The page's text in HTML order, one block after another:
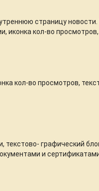
страницу
иконка кол-во
кол-во просмотров,
текстово- графический
и